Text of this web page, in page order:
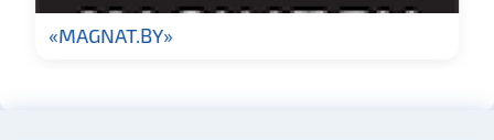
Гражданская
архитектура
«MAGNAT.BY»